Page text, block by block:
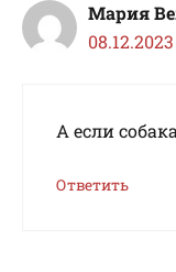
Мария
08.12.2023
А если
Ответить